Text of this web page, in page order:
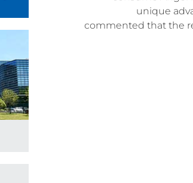
unique
commented that the